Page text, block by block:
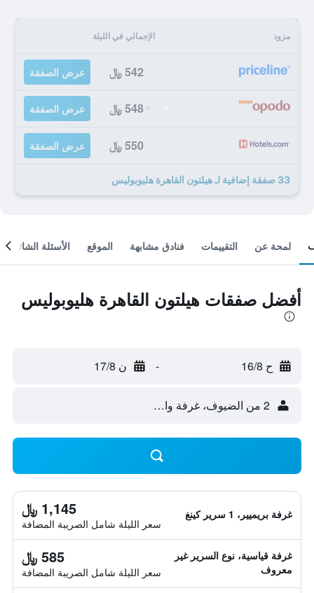
مزود الإجمالي في الليلة
542 ﷼ عرض الصفقة
548 ﷼ عرض الصفقة
550 ﷼ عرض الصفقة
33 صفقة إضافية لـ هيلتون القاهرة هليوبوليس
لمحة عن التقييمات فنادق مشابهة الموقع الأسئلة الشائعة
أفضل صفقات هيلتون القاهرة هليوبوليس
ح 16/8 - ن 17/8
2 من الضيوف، غرفة واحدة
غرفة بريميير، 1 سرير كينغ 1,145 ﷼
سعر الليلة شامل الصريبة المضافة
غرفة قياسية، نوع السرير غير
معروف
585 ﷼
سعر الليلة شامل الصريبة المضافة